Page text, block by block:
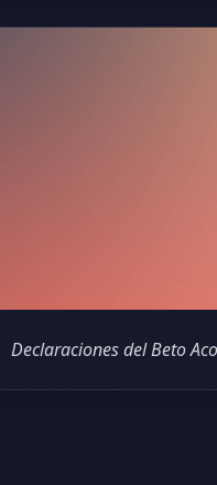
Declaraciones del Beto